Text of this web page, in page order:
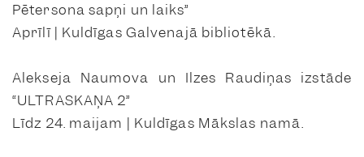
Pētersona sapņi un laiks”
Aprīlī | Kuldīgas Galvenajā bibliotēkā.
Alekseja Naumova un Ilzes Raudiņas izstāde
“ULTRASKAŅA 2”
Līdz 24. maijam | Kuldīgas Mākslas namā.